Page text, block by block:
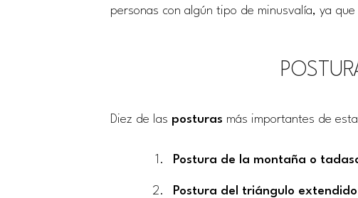
personas con algún tipo de minusvalía, ya
Diez de las posturas más importantes de
Postura de la montaña o
Postura del triángulo